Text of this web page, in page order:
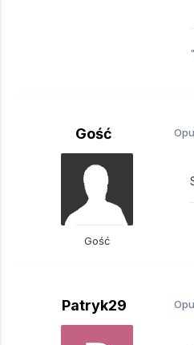
Gość
Gość
Patryk29